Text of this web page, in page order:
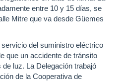
entre 10 y 15 días, se
Mitre que va desde Güemes
del suministro eléctrico
que un accidente de tránsito
luz. La Delegación trabajó
de la Cooperativa de